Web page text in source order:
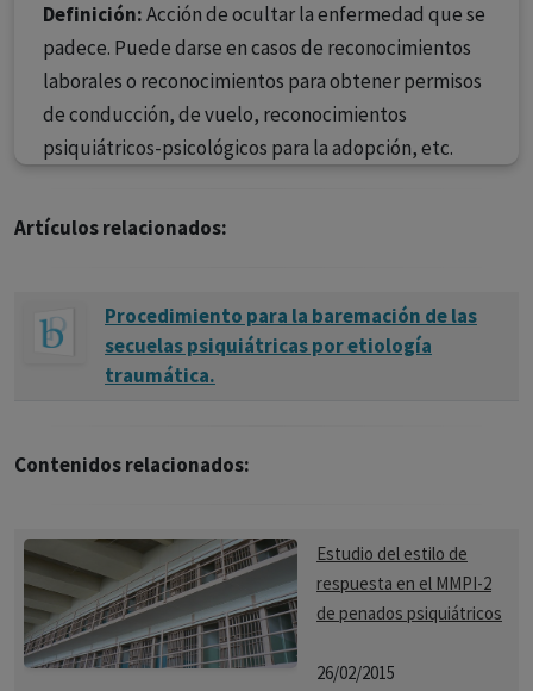
Definición:Acción de ocultar la enfermedad que se
padece. Puede darse en casos de reconocimientos
laborales o reconocimientos para obtener permisos
de conducción, de vuelo, reconocimientos
psiquiátricos-psicológicos para la adopción, etc.
Artículos relacionados:
Procedimiento para la baremación de las
secuelas psiquiátricas por etiología
traumática.
Contenidos relacionados:
Estudio del estilo de
respuesta en el MMPI-2
de penados psiquiátricos
26/02/2015